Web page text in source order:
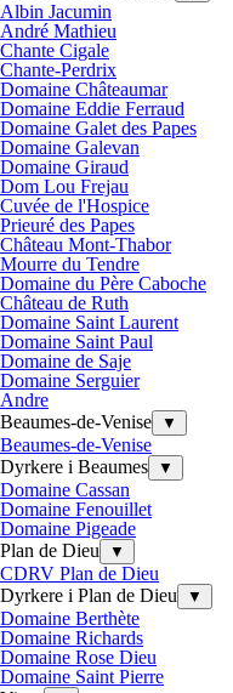
Albin Jacumin
André Mathieu
Chante Cigale
Chante-Perdrix
Domaine Châteaumar
Domaine Eddie Ferraud
Domaine Galet des Papes
Domaine Galevan
Domaine Giraud
Dom Lou Frejau
Cuvée de l'Hospice
Prieuré des Papes
Château Mont-Thabor
Mourre du Tendre
Domaine du Père Caboche
Château de Ruth
Domaine Saint Laurent
Domaine Saint Paul
Domaine de Saje
Domaine Serguier
Andre
Beaumes-de-Venise
▼
Beaumes-de-Venise
Dyrkere i Beaumes
▼
Domaine Cassan
Domaine Fenouillet
Domaine Pigeade
Plan de Dieu
▼
CDRV Plan de Dieu
Dyrkere i Plan de Dieu
▼
Domaine Berthète
Domaine Richards
Domaine Rose Dieu
Domaine Saint Pierre